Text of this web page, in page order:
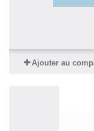
Ajouter au